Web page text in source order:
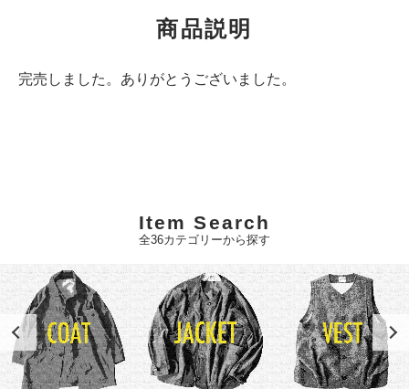
商品説明
完売しました。ありがとうございました。
Item Search
全36カテゴリーから探す